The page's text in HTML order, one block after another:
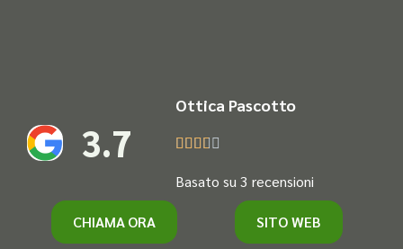
3.7
Ottica Pascotto
    
Basato su 3 recensioni
CHIAMA ORA SITO WEB